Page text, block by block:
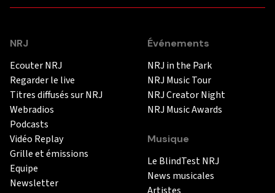
NRJ
Ecouter NRJ
Regarder le live
Titres diffusés sur NRJ
Webradios
Podcasts
Vidéo Replay
Grille et émissions
Equipe
Newsletter
Événements
NRJ in the Park
NRJ Music Tour
NRJ Creator Night
NRJ Music Awards
Musique
Le BlindTest NRJ
News musicales